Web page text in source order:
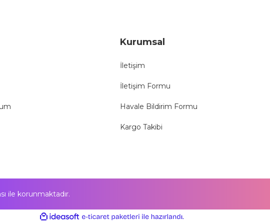
GönderKurumsal
İletişim
İletişim Formu
Havale Bildirim Formu
Kargo Takibi
ile korunmaktadır.
ideasoft
e-